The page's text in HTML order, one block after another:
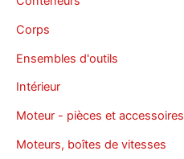
Corps
Ensembles d'outils
Intérieur
Moteur - pièces et accessoires
Moteurs, boîtes de vitesses